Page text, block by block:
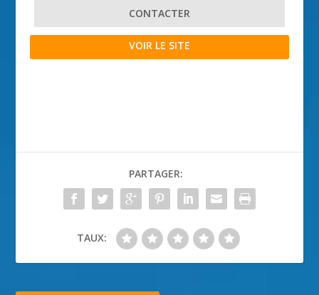
CONTACTER
VOIR LE SITE
PARTAGER:
TAUX: